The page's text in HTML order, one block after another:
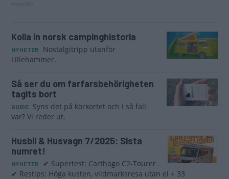
Kolla in norsk campinghistoria
NYHETER
Nostalgitripp utanför
Lillehammer.
Så ser du om farfarsbehörigheten
tagits bort
GUIDE
Syns det på körkortet och i så fall
var? Vi reder ut.
Husbil & Husvagn 7/2025: Sista
numret!
NYHETER
✔ Supertest: Carthago C2-Tourer
✔ Restips: Höga kusten, vildmarksresa utan el + 33